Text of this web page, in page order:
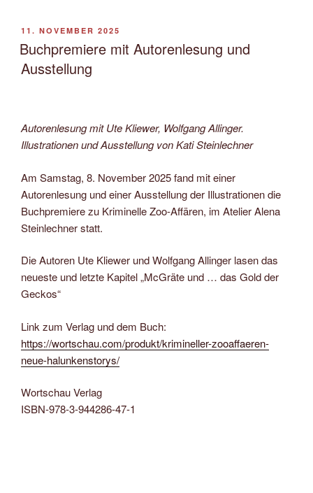
VERÖFFENTLICHT
AM
11. NOVEMBER 2025
Buchpremiere mit Autorenlesung und
Ausstellung
Autorenlesung mit Ute Kliewer, Wolfgang Allinger.
Illustrationen und Ausstellung von Kati Steinlechner
Am Samstag, 8. November 2025 fand mit einer
Autorenlesung und einer Ausstellung der Illustrationen die
Buchpremiere zu Kriminelle Zoo-Affären, im Atelier Alena
Steinlechner statt.
Die Autoren Ute Kliewer und Wolfgang Allinger lasen das
neueste und letzte Kapitel „McGräte und … das Gold der
Geckos“
Link zum Verlag und dem Buch:
https://wortschau.com/produkt/krimineller-zooaffaeren-
neue-halunkenstorys/
Wortschau Verlag
ISBN-978-3-944286-47-1